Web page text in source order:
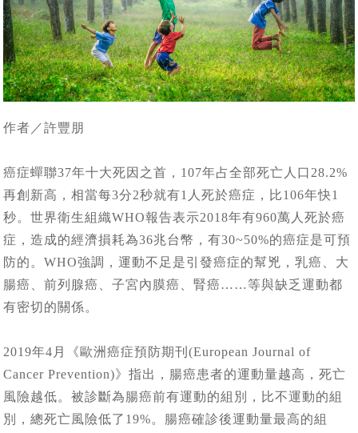
作者／許豐朋
癌症蟬聯37年十大死因之首，107年占全部死亡人口28.2%
再創新高，相當每3分2秒就有1人死於癌症，比106年快1
秒。世界衛生組織WHO報告表示2018年有960萬人死於癌
症，造成的經濟損耗為36兆台幣，有30~50%的癌症是可預
防的。WHO強調，運動不足是引發癌症的幫兇，乳癌、大
腸癌、前列腺癌、子宮內膜癌、腎癌……等與缺乏運動都
有密切的關係。
2019年4月《歐洲癌症預防期刊(European Journal of
Cancer Prevention)》指出，腸癌患者的運動量越高，死亡
風險越低。被診斷為腸癌前有運動的組別，比不運動的組
別，總死亡風險低了19%。腸癌確診後運動量最高的組